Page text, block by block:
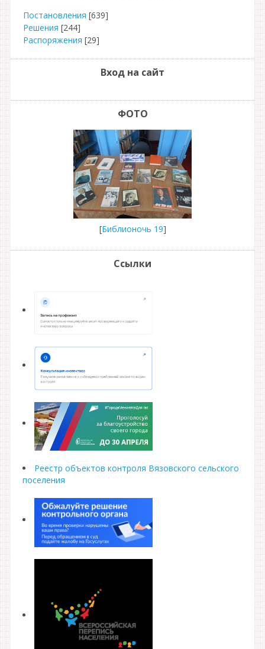
Постановления [639]
Решения [244]
Распоряжения [29]
Вход на сайт
ФОТО
[Библионочь 19]
Ссылки
Реестр объектов контроля Вязовского сельского
поселения